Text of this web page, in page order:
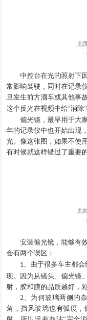
中控台在光的照射下
常影响驾驶 ， 同时在记录
旦发生前方溜车或其他事
这个反光在视频中给“消除
偏光镜 ，最早用于大
年的记录仪中也开始出现
光。像这张图，如果不使
有时候就这样错过了重要
安装偏光镜 ，能够有
会有两个误区 ：
1、 由于很多车主都
现。 因为从镜头、偏光镜
射 ， 胶和膜的品质越好 ，
2、 为何玻璃两侧的
角，挡风玻璃也有弧度，